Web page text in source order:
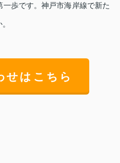
歩です。神戸市海岸線で新た
せはこちら